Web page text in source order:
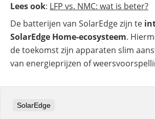
Lees ook: LFP vs. NMC: wat is beter?
De batterijen van SolarEdge zijn te
SolarEdge Home-ecosysteem.
de toekomst zijn apparaten slim
van energieprijzen of
SolarEdge